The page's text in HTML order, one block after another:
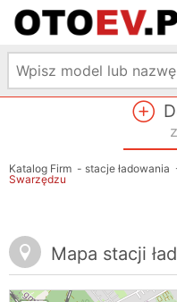
Katalog Firm - stacje ładowania
Swarzędzu
Mapa stacji